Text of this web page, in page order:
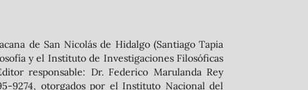
de San Nicolás de Hidalgo (Santiago Tapia
y el Instituto de Investigaciones Filosóficas
responsable: Dr. Federico Marulanda Rey
9274, otorgados por el Instituto Nacional del